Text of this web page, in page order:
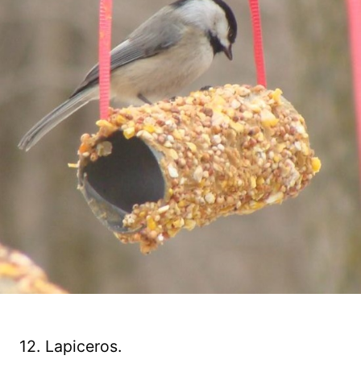
12. Lapiceros.